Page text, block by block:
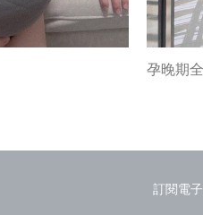
孕晚期
訂閱電